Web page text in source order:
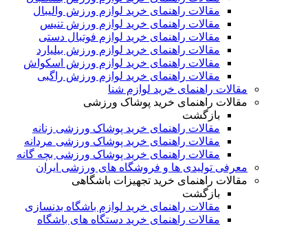
مقالات راهنمای خرید لوازم ورزش والیبال
مقالات راهنمای خرید لوازم ورزش تنیس
مقالات راهنمای خرید لوازم فوتبال دستی
مقالات راهنمای خرید لوازم ورزش بیلیارد
مقالات راهنمای خرید لوازم ورزش اسکواش
مقالات راهنمای خرید لوازم ورزش راگبی
مقالات راهنمای خرید لوازم شنا
مقالات راهنمای خرید پوشاک ورزشی
بازگشت
مقالات راهنمای خرید پوشاک ورزشی زنانه
مقالات راهنمای خرید پوشاک ورزشی مردانه
مقالات راهنمای خرید پوشاک ورزشی بچه گانه
معرفی تولیدی ها و فروشگاه های ورزشی ایران
مقالات راهنمای خرید تجهیزات باشگاهی
بازگشت
مقالات راهنمای خرید لوازم باشگاه بدنسازی
مقالات راهنمای خرید دستگاه های باشگاه